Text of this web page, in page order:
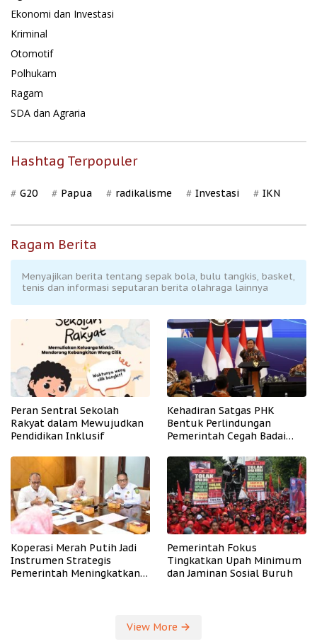
Ekonomi dan Investasi
Kriminal
Otomotif
Polhukam
Ragam
SDA dan Agraria
Hashtag Terpopuler
G20 Papua radikalisme Investasi IKN
Ragam Berita
Menyajikan berita tentang sepak bola, bulu tangkis, basket,
tenis dan informasi seputaran berita olahraga lainnya
Peran Sentral Sekolah
Rakyat dalam Mewujudkan
Pendidikan Inklusif
Kehadiran Satgas PHK
Bentuk Perlindungan
Pemerintah Cegah Badai
Koperasi Merah Putih Jadi
Instrumen Strategis
Pemerintah Meningkatkan
Pemerintah Fokus
Tingkatkan Upah Minimum
dan Jaminan Sosial Buruh
View More